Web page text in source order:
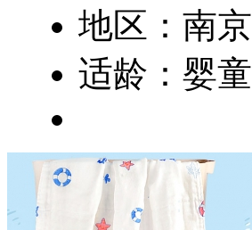
地区：南京
适龄：婴童